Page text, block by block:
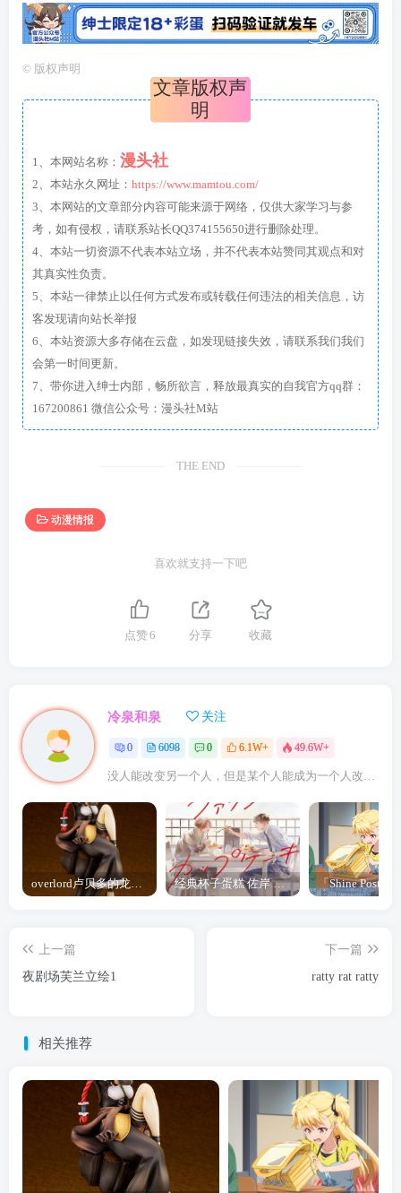
© 版权声明
文章版权声
明
1、本网站名称： 漫头社
2、本站永久网址： https://www.mamtou.com/
3、本网站的文章部分内容可能来源于网络，仅供大家学习与参
考，如有侵权，请联系站长QQ374155650进行删除处理。
4、本站一切资源不代表本站立场，并不代表本站赞同其观点和对
其真实性负责。
5、本站一律禁止以任何方式发布或转载任何违法的相关信息，访
客发现请向站长举报
6、本站资源大多存储在云盘，如发现链接失效，请联系我们我们
会第一时间更新。
7、带你进入绅士内部，畅所欲言，释放最真实的自我官方qq群：
167200861 微信公众号：漫头社M站
THE END
动漫情报
喜欢就支持一下吧
点赞6 分享 收藏
冷泉和泉 关注
0 6098 0 6.1W+ 49.6W+
经典杯子蛋糕 佐岸 漫画「经典杯子蛋糕」宣布真人日剧化
上一篇
夜剧场芙兰立绘1
下一篇
ratty rat ratty
相关推荐